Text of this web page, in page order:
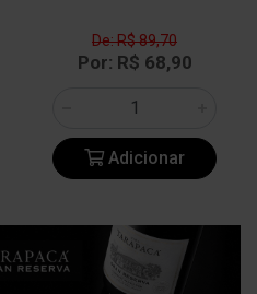
De: R$ 89,70
Por: R$ 68,90
Adicionar